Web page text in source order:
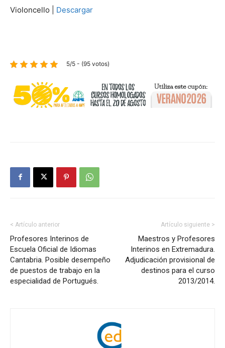
Violoncello | Descargar
5/5 - (95 votos)
< Artículo anterior
Profesores Interinos de
Escuela Oficial de Idiomas
Cantabria. Posible desempeño
de puestos de trabajo en la
especialidad de Portugués.
Artículo siguiente >
Maestros y Profesores
Interinos en Extremadura.
Adjudicación provisional de
destinos para el curso
2013/2014.